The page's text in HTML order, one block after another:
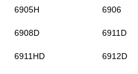
6905H 6906
6908D 6911D
6911HD 6912D